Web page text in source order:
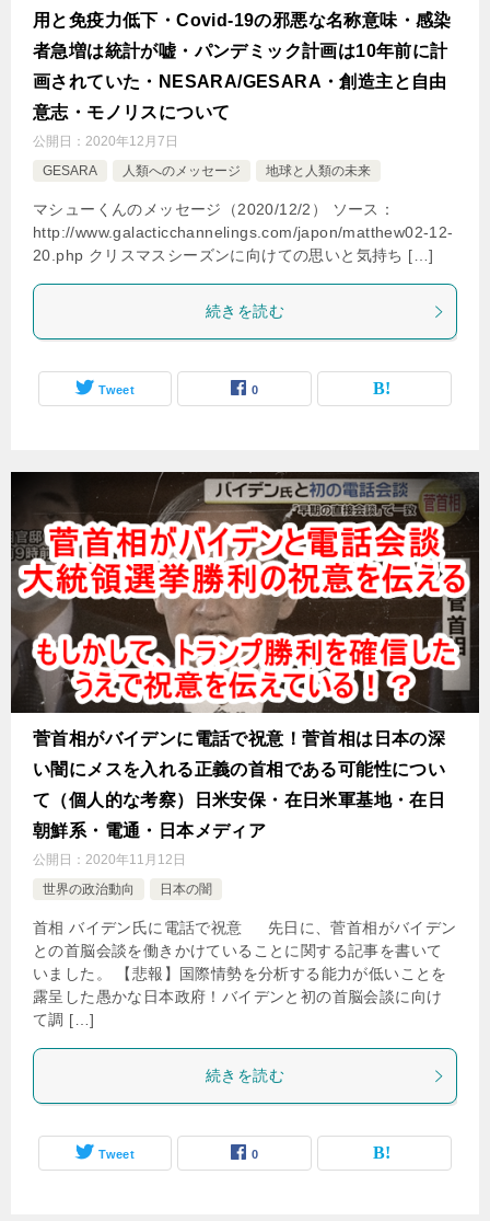
用と免疫力低下・Covid-19の邪悪な名称意味・感染
者急増は統計が嘘・パンデミック計画は10年前に計
画されていた・NESARA/GESARA・創造主と自由
意志・モノリスについて
公開日： 2020年12月7日
GESARA
人類へのメッセージ 地球と人類の未来
マシューくんのメッセージ（2020/12/2） ソース：
http://www.galacticchannelings.com/japon/matthew02-12-
20.php クリスマスシーズンに向けての思いと気持ち […]
続きを読む
Tweet 0
菅首相がバイデンに電話で祝意！菅首相は日本の深
い闇にメスを入れる正義の首相である可能性につい
て（個人的な考察）日米安保・在日米軍基地・在日
朝鮮系・電通・日本メディア
公開日： 2020年11月12日
世界の政治動向
日本の闇
首相 バイデン氏に電話で祝意 先日に、菅首相がバイデン
との首脳会談を働きかけていることに関する記事を書いて
いました。 【悲報】国際情勢を分析する能力が低いことを
露呈した愚かな日本政府！バイデンと初の首脳会談に向け
て調 […]
続きを読む
Tweet 0